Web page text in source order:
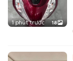
1 phút trước 18